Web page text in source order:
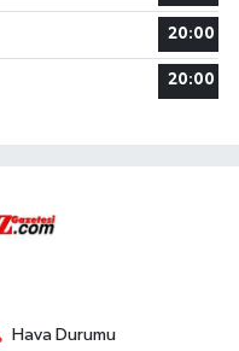
20:00
20:00
Hava Durumu